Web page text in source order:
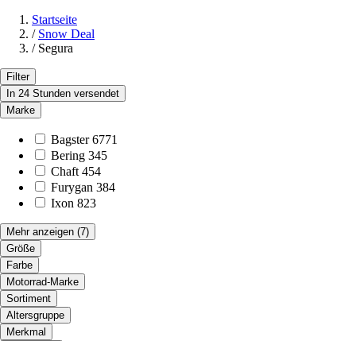
Startseite
/ Snow Deal
/ Segura
Filter
In 24 Stunden versendet
Marke
Bagster 6771
Bering 345
Chaft 454
Furygan 384
Ixon 823
Mehr anzeigen (7)
Größe
Farbe
Motorrad-Marke
Sortiment
Altersgruppe
Merkmal